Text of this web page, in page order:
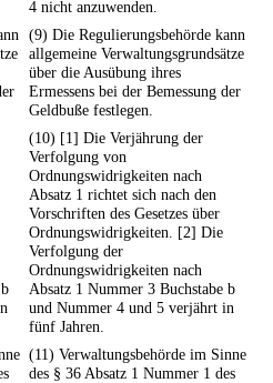
4 nicht anzuwenden.
(9) Die Regulierungsbehörde kann
allgemeine Verwaltungsgrundsätze
über die Ausübung ihres
Ermessens bei der Bemessung der
Geldbuße festlegen.
(10) [1] Die Verjährung der
Verfolgung von
Ordnungswidrigkeiten nach
Absatz 1 richtet sich nach den
Vorschriften des Gesetzes über
Ordnungswidrigkeiten. [2] Die
Verfolgung der
Ordnungswidrigkeiten nach
Absatz 1 Nummer 3 Buchstabe b
und Nummer 4 und 5 verjährt in
fünf Jahren.
(11) Verwaltungsbehörde im Sinne
des § 36 Absatz 1 Nummer 1 des